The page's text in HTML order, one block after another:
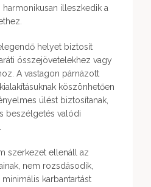
illeszkedik a
helyet biztosít
összejövetelekhez vagy
A vastagon párnázott
köszönhetően
ülést biztosítanak,
beszélgetés valódi
szerkezet ellenáll az
nem rozsdásodik,
karbantartást